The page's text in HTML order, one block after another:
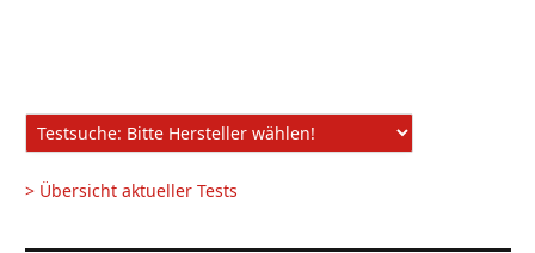
> Übersicht aktueller Tests